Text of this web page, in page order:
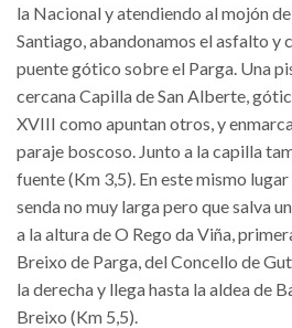
la Nacional y atendiendo al mojón
Santiago, abandonamos el asfalto y
puente gótico sobre el Parga. Una
cercana Capilla de San Alberte,
XVIII como apuntan otros, y
paraje boscoso. Junto a la capilla
fuente (Km 3,5). En este mismo
senda no muy larga pero que salva
a la altura de O Rego da Viña,
Breixo de Parga, del Concello de
la derecha y llega hasta la aldea de
Breixo (Km 5,5).